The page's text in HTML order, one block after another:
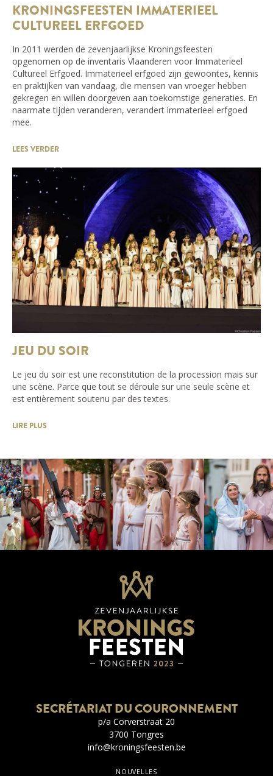
KRONINGSFEESTEN IMMATERIEEL
CULTUREEL ERFGOED
In 2011 werden de zevenjaarlijkse Kroningsfeesten
opgenomen op de inventaris Vlaanderen voor Immaterieel
Cultureel Erfgoed. Immaterieel erfgoed zijn gewoontes, kennis
en praktijken van vandaag, die mensen van vroeger hebben
gekregen en willen doorgeven aan toekomstige generaties. En
naarmate tijden veranderen, verandert immaterieel erfgoed
mee.
LEES VERDER
JEU DU SOIR
Le jeu du soir est une reconstitution de la procession mais sur
une scène. Parce que tout se déroule sur une seule scène et
est entièrement soutenu par des textes.
LIRE PLUS
SECRÉTARIAT DU COURONNEMENT
p/a Corverstraat 20
3700 Tongres
info@kroningsfeesten.be
NOUVELLES